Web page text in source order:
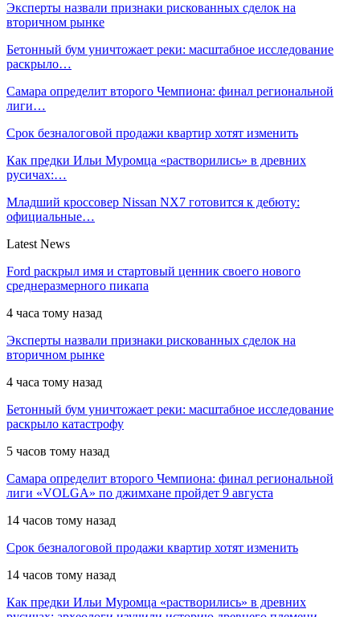
Эксперты назвали признаки рискованных сделок на
вторичном рынке
Бетонный бум уничтожает реки: масштабное исследование
раскрыло…
Самара определит второго Чемпиона: финал региональной
лиги…
Срок безналоговой продажи квартир хотят изменить
Как предки Ильи Муромца «растворились» в древних
русичах:…
Младший кроссовер Nissan NX7 готовится к дебюту:
официальные…
Latest News
Ford раскрыл имя и стартовый ценник своего нового
среднеразмерного пикапа
4 часа тому назад
Эксперты назвали признаки рискованных сделок на
вторичном рынке
4 часа тому назад
Бетонный бум уничтожает реки: масштабное исследование
раскрыло катастрофу
5 часов тому назад
Самара определит второго Чемпиона: финал региональной
лиги «VOLGA» по джимхане пройдет 9 августа
14 часов тому назад
Срок безналоговой продажи квартир хотят изменить
14 часов тому назад
Как предки Ильи Муромца «растворились» в древних